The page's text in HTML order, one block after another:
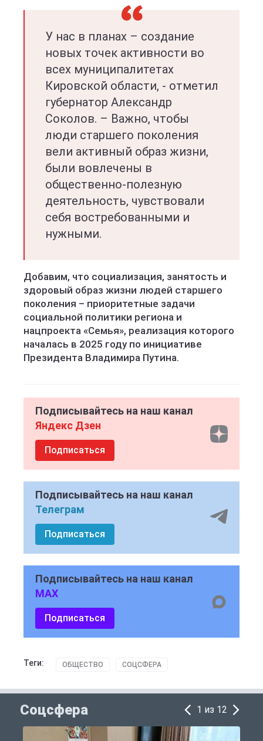
У нас в планах – создание
новых точек активности во
всех муниципалитетах
Кировской области, - отметил
губернатор Александр
Соколов. – Важно, чтобы
люди старшего поколения
вели активный образ жизни,
были вовлечены в
общественно-полезную
деятельность, чувствовали
себя востребованными и
нужными.
Добавим, что социализация, занятость и
здоровый образ жизни людей старшего
поколения – приоритетные задачи
социальной политики региона и
нацпроекта «Семья», реализация которого
началась в 2025 году по инициативе
Президента Владимира Путина.
Подписывайтесь на наш канал
Яндекс Дзен
Подписаться
Подписывайтесь на наш канал
Телеграм
Подписаться
Подписывайтесь на наш канал
MAX
Подписаться
Теги: ОБЩЕСТВО СОЦСФЕРА
Соцсфера 1 из 12